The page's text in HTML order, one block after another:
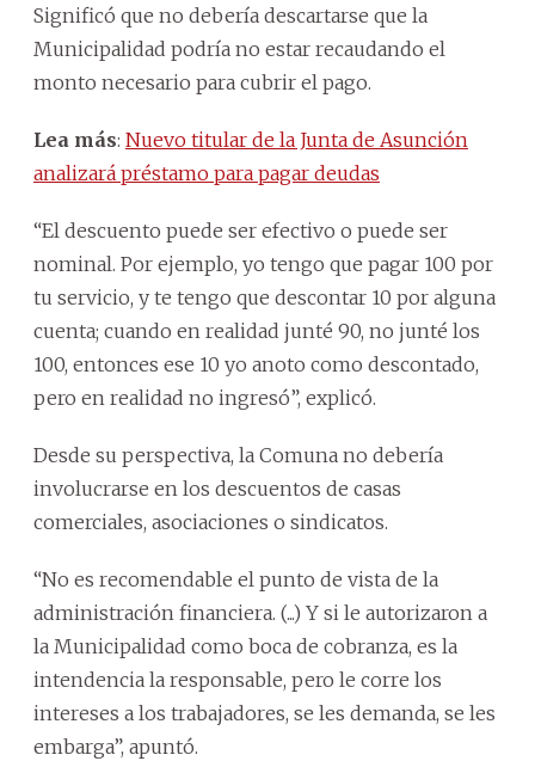
Significó que no debería descartarse que la
Municipalidad podría no estar recaudando el
monto necesario para cubrir el pago.
Lea más: Nuevo titular de la Junta de Asunción
analizará préstamo para pagar deudas
“El descuento puede ser efectivo o puede ser
nominal. Por ejemplo, yo tengo que pagar 100 por
tu servicio, y te tengo que descontar 10 por alguna
cuenta; cuando en realidad junté 90, no junté los
100, entonces ese 10 yo anoto como descontado,
pero en realidad no ingresó”, explicó.
Desde su perspectiva, la Comuna no debería
involucrarse en los descuentos de casas
comerciales, asociaciones o sindicatos.
“No es recomendable el punto de vista de la
administración financiera. (...) Y si le autorizaron a
la Municipalidad como boca de cobranza, es la
intendencia la responsable, pero le corre los
intereses a los trabajadores, se les demanda, se les
embarga”, apuntó.